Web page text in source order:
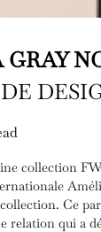
collection
Ce
relation qui a